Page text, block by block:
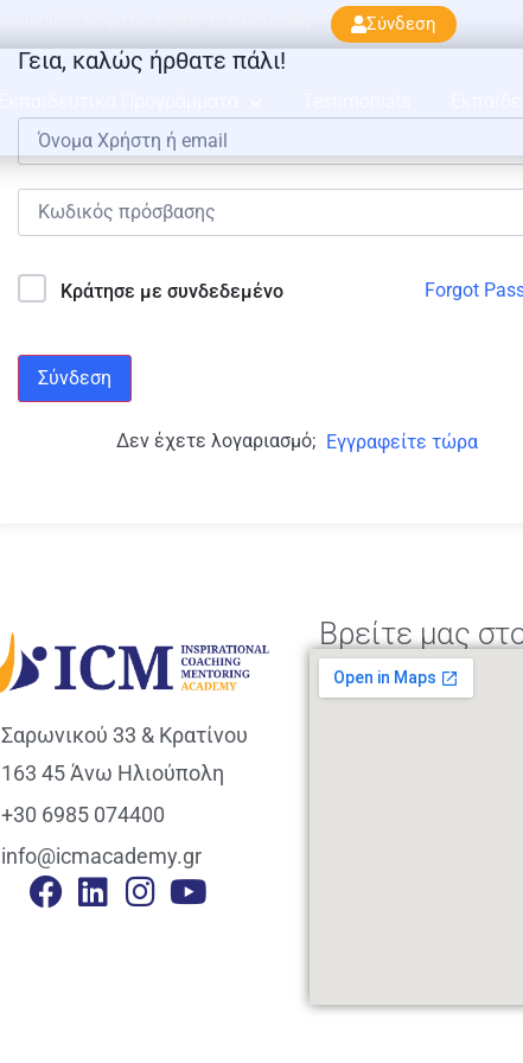
Σύνδεση
Γεια, καλώς ήρθατε πάλι!
Κράτησε με συνδεδεμένο Forgot
Σύνδεση
Δεν έχετε λογαριασμό; Εγγραφείτε τώρα
Σαρωνικού 33 & Κρατίνου
163 45 Άνω Ηλιούπολη
+30 6985 074400
info@icmacademy.gr
Βρείτε μας